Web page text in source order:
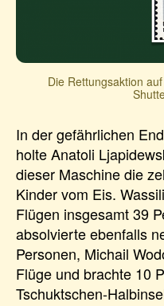
Die Rettungsaktion
In der gefährlichen
holte Anatoli
dieser Maschine die
Kinder vom Eis.
Flügen insgesamt 39
absolvierte ebenfalls
Personen, Michail
Flüge und brachte 10
Tschuktschen-